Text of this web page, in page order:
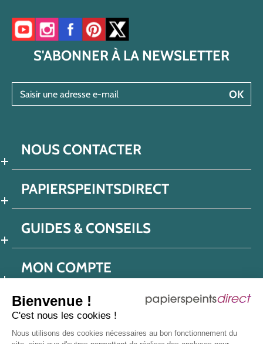
Bienvenue !
C'est nous les cookies !
Nous utilisons des cookies nécessaires au bon fonctionnement du
Accéder à notre chaîne YouTube
Accéder à notre compte Instagram
Accéder à notre page Facebook
Accéder à notre compte Pinterest
Accéder à notre compte Twitter/X
S'ABONNER À LA NEWSLETTER
OK
NOUS CONTACTER
PAPIERSPEINTSDIRECT
GUIDES & CONSEILS
MON COMPTE